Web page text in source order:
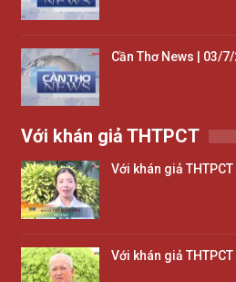
Cần Thơ News | 03/
Với khán giả THTPCT
Với khán giả
Với khán giả